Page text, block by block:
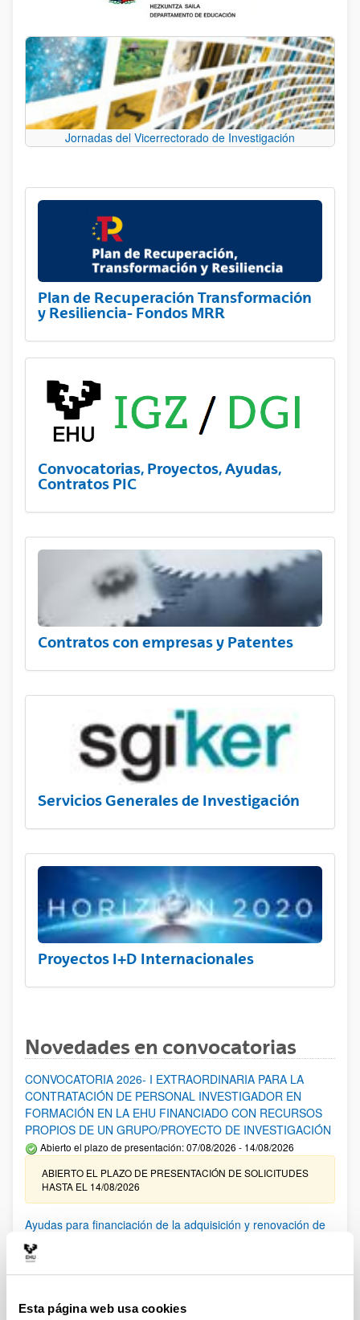
Esta página web usa cookies
Jornadas del Vicerrectorado de Investigación
Plan de Recuperación Transformación
y Resiliencia- Fondos MRR
Convocatorias, Proyectos, Ayudas,
Contratos PIC
Contratos con empresas y Patentes
Servicios Generales de Investigación
Proyectos I+D Internacionales
Novedades en convocatorias
CONVOCATORIA 2026- I EXTRAORDINARIA PARA LA
CONTRATACIÓN DE PERSONAL INVESTIGADOR EN
FORMACIÓN EN LA EHU FINANCIADO CON RECURSOS
PROPIOS DE UN GRUPO/PROYECTO DE INVESTIGACIÓN
Abierto el plazo de presentación: 07/08/2026 - 14/08/2026
ABIERTO EL PLAZO DE PRESENTACIÓN DE SOLICITUDES
HASTA EL 14/08/2026
Ayudas para financiación de la adquisición y renovación de
infraestructura científica y fondos bibliográficos en la
UPV/EHU 2026
Trámite abierto
25/03/2026: Corrección de errores del listado provisional de
solicitudes admitidas y excluidas. 23/03/2026: Relación